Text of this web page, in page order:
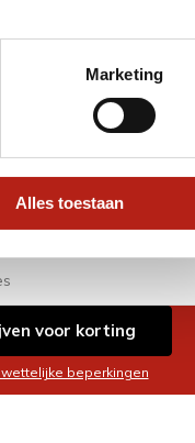
Marketing
Alles toestaan
nieuwste
voor korting
beperkingen